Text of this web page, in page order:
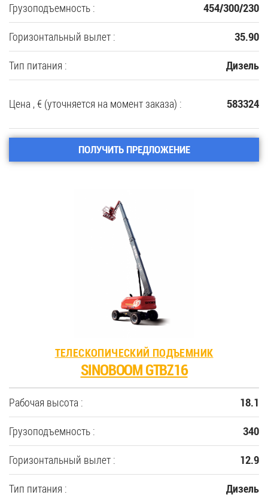
Грузоподъемность : 454/300/230
Горизонтальный вылет : 35.90
Тип питания : Дизель
Цена , € (уточняется на момент заказа) : 583324
ПОЛУЧИТЬ ПРЕДЛОЖЕНИЕ
ТЕЛЕСКОПИЧЕСКИЙ ПОДЪЕМНИК
SINOBOOM GTBZ16
Рабочая высота : 18.1
Грузоподъемность : 340
Горизонтальный вылет : 12.9
Тип питания : Дизель